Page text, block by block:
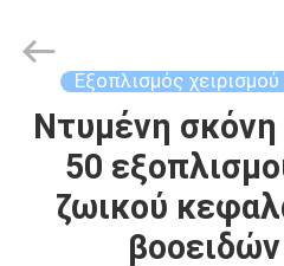
ΣΠΊΤΙ
ΠΡΟΪΌΝΤΑ
products
Reserved.
Εξοπλισμός
Ντυμένη σκόνη
50
ζωικού